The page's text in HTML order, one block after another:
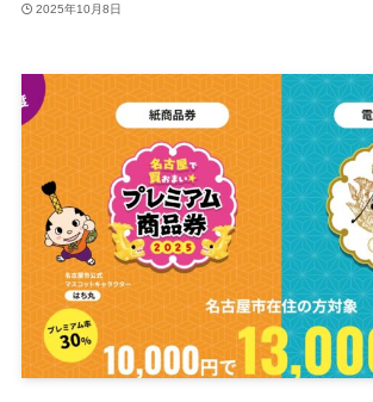
2025年10月8日